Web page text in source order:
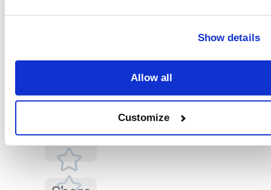
Show details
Allow all
Customize
치는 요인
있습니다. 예를 들어, 광
수 있고, 샘플 셀 내부나